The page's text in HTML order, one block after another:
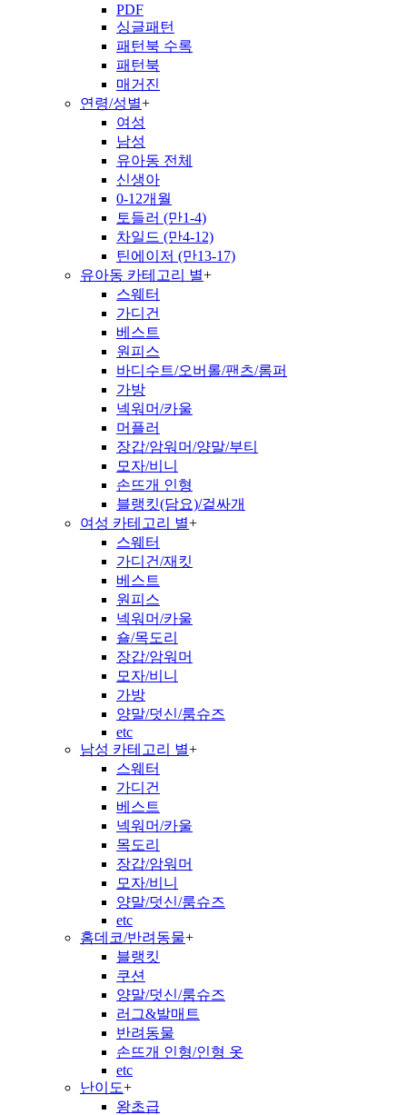
PDF
싱글패턴
패턴북 수록
패턴북
매거진
연령/성별+
여성
남성
유아동 전체
신생아
0-12개월
토들러 (만1-4)
차일드 (만4-12)
틴에이저 (만13-17)
유아동 카테고리 별+
스웨터
가디건
베스트
원피스
바디수트/오버롤/팬츠/롬퍼
가방
넥워머/카울
머플러
장갑/암워머/양말/부티
모자/비니
손뜨개 인형
블랭킷(담요)/겉싸개
여성 카테고리 별+
스웨터
가디건/재킷
베스트
원피스
넥워머/카울
숄/목도리
장갑/암워머
모자/비니
가방
양말/덧신/룸슈즈
etc
남성 카테고리 별+
스웨터
가디건
베스트
넥워머/카울
목도리
장갑/암워머
모자/비니
양말/덧신/룸슈즈
etc
홈데코/반려동물+
블랭킷
쿠션
양말/덧신/룸슈즈
러그&발매트
반려동물
손뜨개 인형/인형 옷
etc
난이도+
왕초급